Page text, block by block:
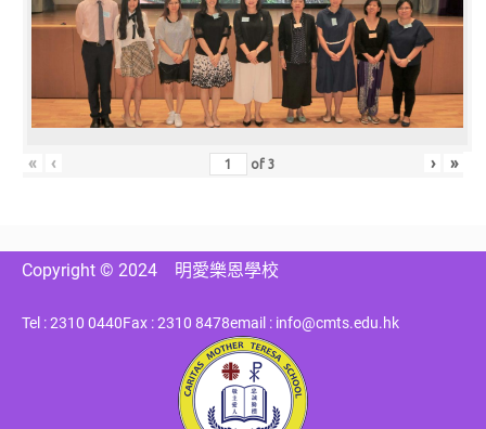
« ‹ of3 › »
Copyright © 2024 明愛樂恩學校
Tel : 2310 0440Fax : 2310 8478email : info@cmts.edu.hk